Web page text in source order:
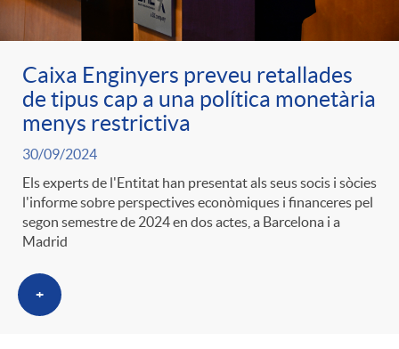
Caixa Enginyers preveu retallades
de tipus cap a una política monetària
menys restrictiva
30/09/2024
Els experts de l'Entitat han presentat als seus socis i sòcies
l'informe sobre perspectives econòmiques i financeres pel
segon semestre de 2024 en dos actes, a Barcelona i a
Madrid
+